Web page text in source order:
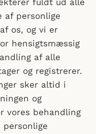
fuldt ud alle
af personlige
os, og vi er
hensigtsmæssig
af alle
og registrerer.
sker altid i
og
vores behandling
personlige